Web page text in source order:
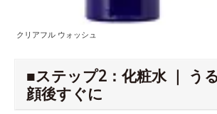
クリアフル ウォッシュ
■ステップ2：化粧水 ｜ う
顔後すぐに